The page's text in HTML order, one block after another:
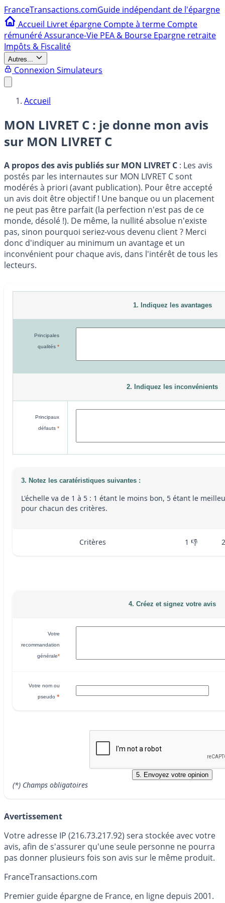
FranceTransactions.comGuide indépendant de l'épargne
Accueil Livret épargne Compte à terme Compte
rémunéréAssurance-Vie PEA & Bourse Epargne retraite
Impôts & Fiscalité
Autres...
Connexion Simulateurs
Accueil
MON LIVRET C : je donne mon avis
sur MON LIVRET C
A propos des avis publiés sur MON LIVRET C : Les avis
postés par les internautes sur MON LIVRET C sont
modérés à priori (avant publication). Pour être accepté
un avis doit être objectif ! Une banque ou un placement
ne peut pas être parfait (la perfection n'est pas de ce
monde, désolé !). De même, la nullité absolue n'existe
pas, sinon pourquoi seriez-vous devenu client ? Merci
donc d'indiquer au minimum un avantage et un
inconvénient pour chaque avis, dans l'intérêt de tous les
lecteurs.
1. Indiquez les avantages
Principales
qualités *
2. Indiquez les inconvénients
Principaux
défauts *
3. Notez les caratéristiques suivantes :
L'échelle va de 1 à 5 : 1 étant le moins bon, 5 étant le
pour chacun des critères.
Critères 1 👎 2
4. Créez et signez votre avis
Votre
recommandation
générale*
Votre nom ou
pseudo *
(*) Champs obligatoires
Avertissement
Votre adresse IP (216.73.217.92) sera stockée avec votre
avis, afin de s'assurer qu'une seule personne ne pourra
pas donner plusieurs fois son avis sur le même produit.
FranceTransactions.com
Premier guide épargne de France, en ligne depuis 2001.